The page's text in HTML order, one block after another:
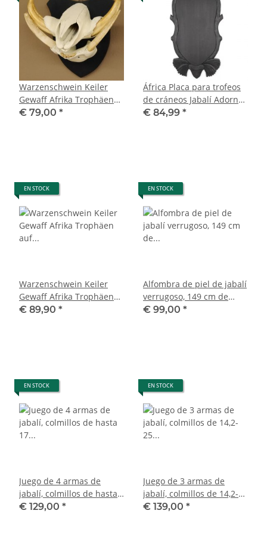
Warzenschwein Keiler
Gewaff Afrika Trophäen
auf Trophäenschild Hauer
€ 79,00 *
África Placa para trofeos
de cráneos Jabalí Adorno
H60cm B30cm
€ 84,99 *
EN STOCK
Warzenschwein Keiler
Gewaff Afrika Trophäen
auf Trophäenschild Hauer
€ 89,90 *
EN STOCK
Alfombra de piel de jabalí
verrugoso, 149 cm de
largo, jabalí africano
€ 99,00 *
EN STOCK
Juego de 4 armas de
jabalí, colmillos de hasta
17 cm, jabalí africano,
€ 129,00 *
EN STOCK
Juego de 3 armas de
jabalí, colmillos de 14,2-25
cm como máximo, jabalí
€ 139,00 *